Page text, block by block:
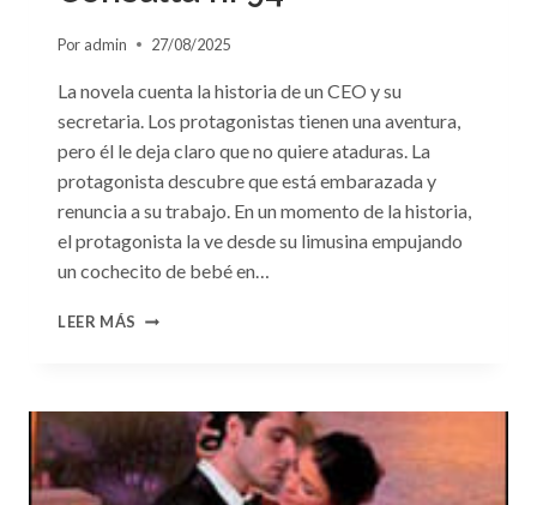
Por admin 27/08/2025
La novela cuenta la historia de un CEO y su
secretaria. Los protagonistas tienen una aventura,
pero él le deja claro que no quiere ataduras. La
protagonista descubre que está embarazada y
renuncia a su trabajo. En un momento de la historia,
el protagonista la ve desde su limusina empujando
un cochecito de bebé en…
LEER MÁS CONSULTA